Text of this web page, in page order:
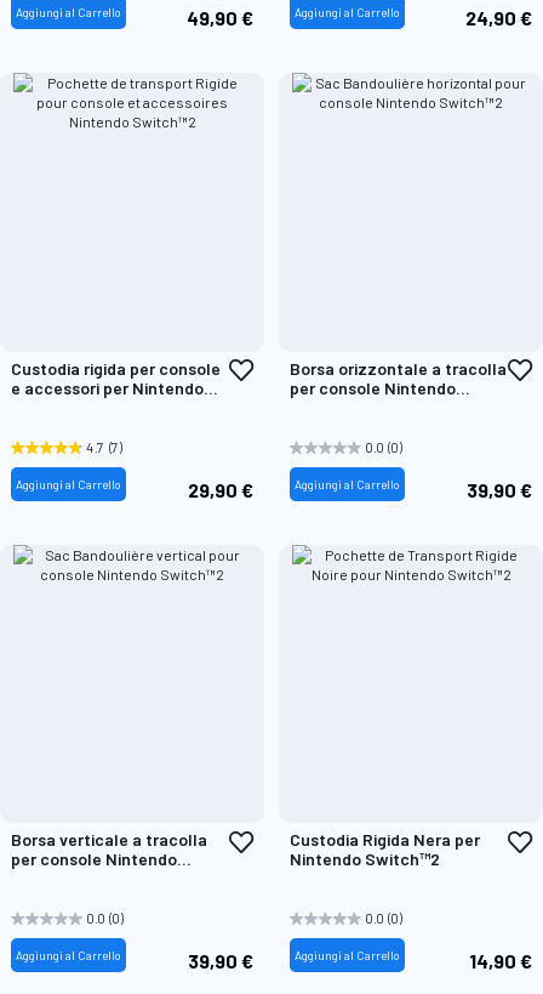
49,90 €
Aggiungi al Carrello 24,90 €
Aggiungi al Carrello
Custodia rigida per console
e accessori per Nintendo
Aggiungi
4.7 (7)
29,90 €
Aggiungi al Carrello
Borsa orizzontale a tracolla
per console Nintendo
0.0 (0)
39,90 €
Aggiungi al Carrello
Borsa verticale a tracolla
per console Nintendo
Aggiungi
0.0 (0)
39,90 €
Aggiungi al Carrello
Custodia Rigida Nera per
Nintendo Switch™2
0.0 (0)
14,90 €
Aggiungi al Carrello